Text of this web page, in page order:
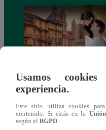
eres tú”: una historia de
lo cambiará todo
Usamos
experiencia.
Este sitio utiliza cookies
contenido. Si estás en la
según el RGPD